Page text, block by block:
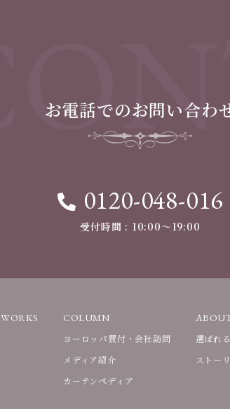
お電話でのお問い合わ
0120-048-016
受付時間 : 10:00〜19:00
WORKS COLUMN
ヨーロッパ買付・会社訪問
メディア紹介
カーテンペディア
選ばれ
ストー